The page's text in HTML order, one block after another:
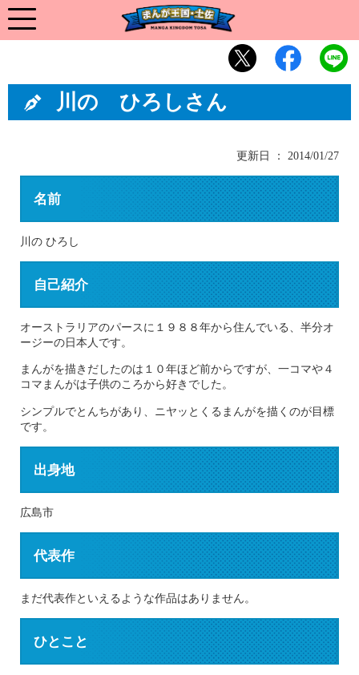
川の ひろしさん
更新日 ： 2014/01/27
名前
川の ひろし
自己紹介
オーストラリアのパースに１９８８年から住んでいる、半分オ
ージーの日本人です。
まんがを描きだしたのは１０年ほど前からですが、一コマや４
コマまんがは子供のころから好きでした。
シンプルでとんちがあり、ニヤッとくるまんがを描くのが目標
です。
出身地
広島市
代表作
まだ代表作といえるような作品はありません。
ひとこと